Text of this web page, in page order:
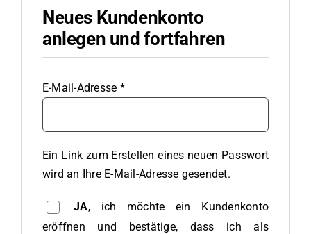
Neues Kundenkonto
anlegen und fortfahren
E-Mail-Adresse *Erforderlich
Ein Link zum Erstellen eines neuen Passwort
wird an Ihre E-Mail-Adresse gesendet.
JA, ich möchte ein Kundenkonto
eröffnen und bestätige, dass ich als